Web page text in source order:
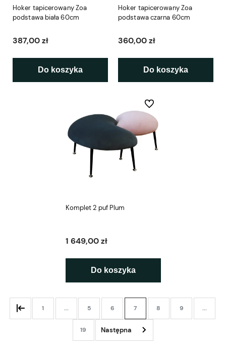
Hoker tapicerowany Zoa
podstawa biała 60cm
387,00 zł
Do koszyka
Hoker tapicerowany Zoa
podstawa czarna 60cm
360,00 zł
Do koszyka
Komplet 2 puf Plum
1 649,00 zł
Do koszyka
Do ulubionych
1 ... 5 6 7 8 9 ...
19